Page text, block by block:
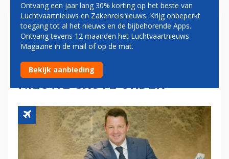
PIETER ELBERS NOG NIET
UITGEWINKELD: INDIGO
ONDERHANDELT OVER
NIEUWE GROTE ORDER
Ontvang een jaar lang 30% korting op het beste van
Luchtvaartnieuws en Zakenreisnieuws. Krijg onbeperkt
toegang tot al het nieuws en de bijbehorende Apps.
Ontvang tevens 12 maanden het Luchtvaartnieuws
Magazine in de mail of op de mat.
Bekijk aanbieding